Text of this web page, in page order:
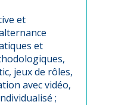
et
et
jeux de rôles,
avec vidéo,
;